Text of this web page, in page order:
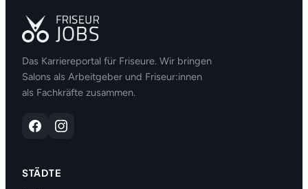
Das Karriereportal für Friseure. Wir bringen
Salons als Arbeitgeber und Friseur:innen
als Fachkräfte zusammen.
STÄDTE